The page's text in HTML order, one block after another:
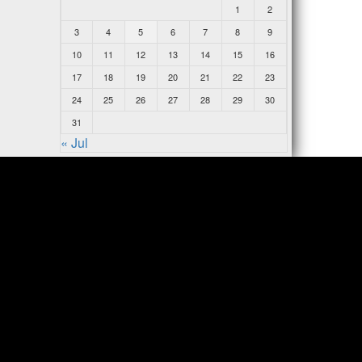
1
2
3
4 5 6 7 8
9
10
11 12 13 14 15
16
17
18 19 20 21 22
23
24
25 26 27 28 29
30
31
« Jul